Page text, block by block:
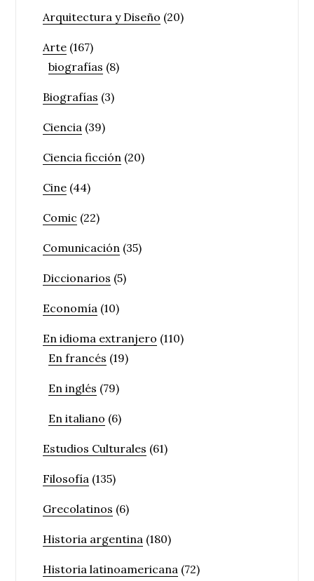
Arquitectura y Diseño (20)
Arte (167)
biografías (8)
Biografías (3)
Ciencia (39)
Ciencia ficción (20)
Cine (44)
Comic (22)
Comunicación (35)
Diccionarios (5)
Economía (10)
En idioma extranjero (110)
En francés (19)
En inglés (79)
En italiano (6)
Estudios Culturales (61)
Filosofía (135)
Grecolatinos (6)
Historia argentina (180)
Historia latinoamericana (72)